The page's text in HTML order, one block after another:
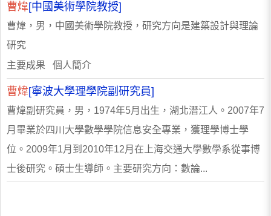
曹煒[中國美術學院教授]
曹煒，男，中國美術學院教授，研究方向是建築設計與理論
研究
主要成果 個人簡介
曹煒[寧波大學理學院副研究員]
曹煒副研究員，男，1974年5月出生，湖北潛江人。2007年7
月畢業於四川大學數學學院信息安全專業，獲理學博士學
位。2009年1月到2010年12月在上海交通大學數學系從事博
士後研究。碩士生導師。主要研究方向：數論...